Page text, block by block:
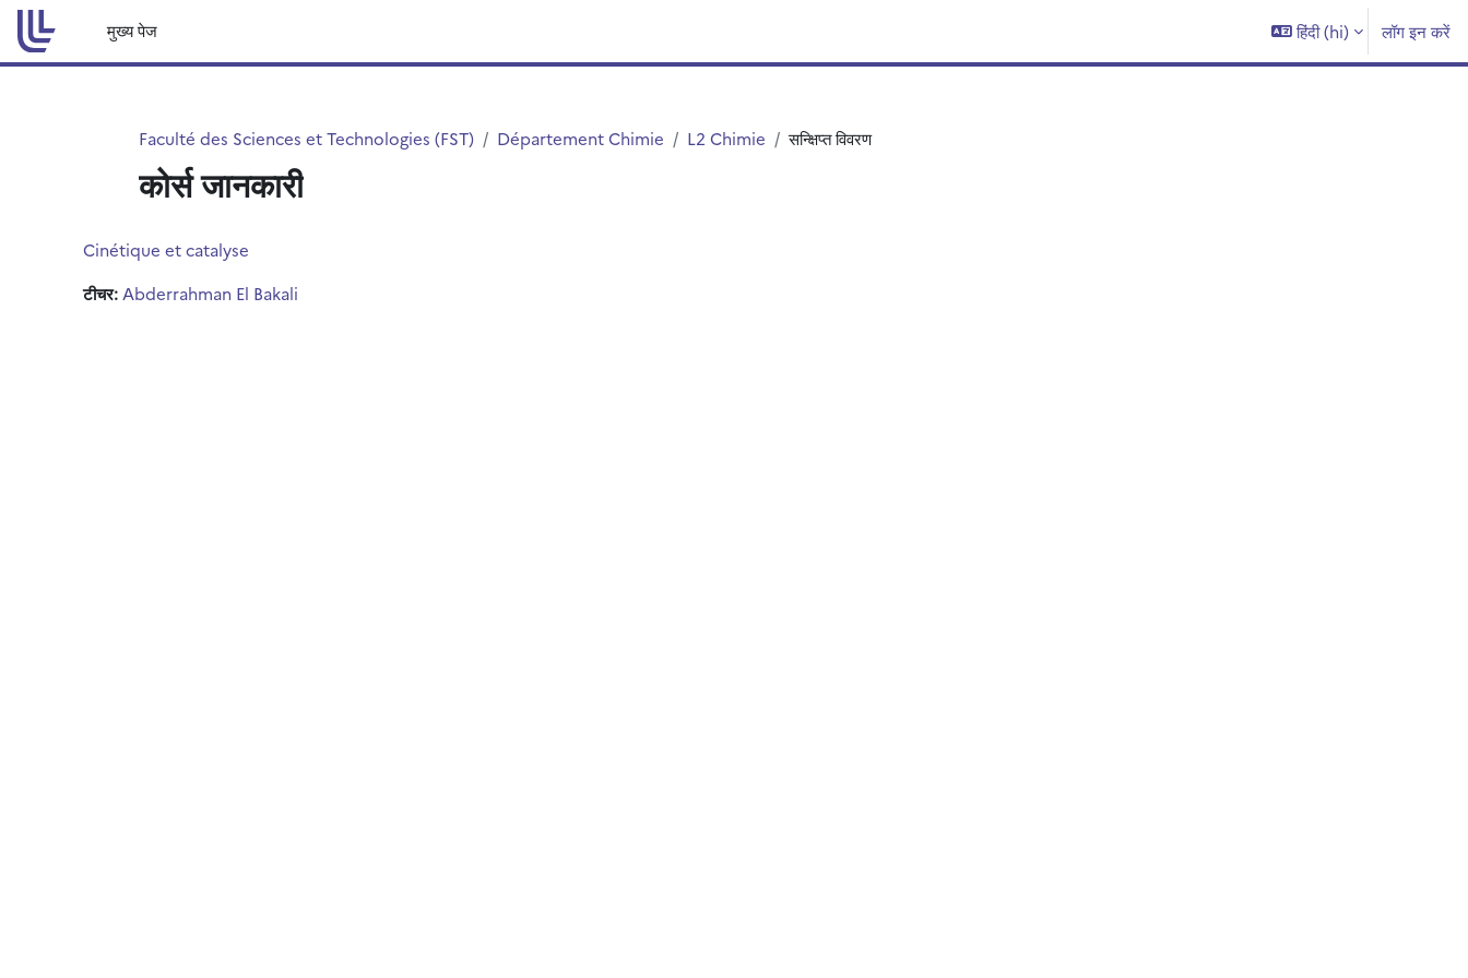
छोड़ कर मुख्य सामग्री पर जाएं
मुख्य पेज
हिंदी ‎(hi)‎ लॉग इन करें
Faculté des Sciences et Technologies (FST) Département Chimie L2 Chimie सन्क्षिप्त विवरण
कोर्स जानकारी
Cinétique et catalyse
टीचर: Abderrahman El Bakali